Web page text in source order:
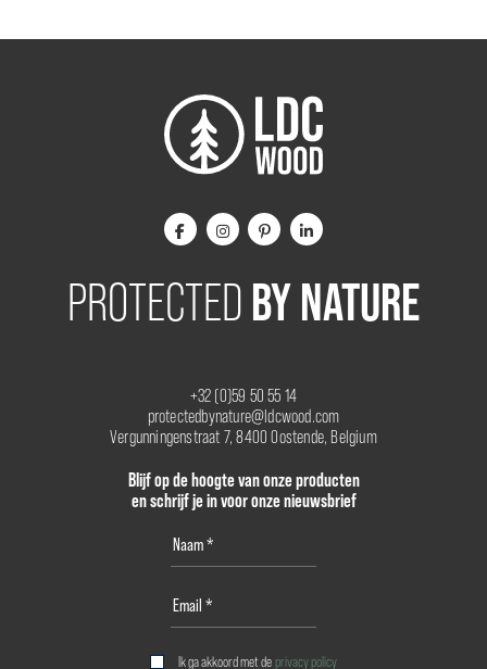
PROTECTED BY NATURE
+32 (0)59 50 55 14
protectedbynature@ldcwood.com
Vergunningenstraat 7, 8400 Oostende, Belgium
Blijf op de hoogte van onze producten
en schrijf je in voor onze nieuwsbrief
Ik ga akkoord met de privacy policy